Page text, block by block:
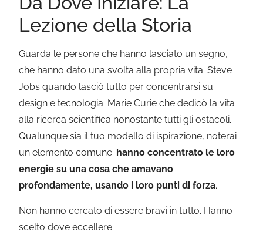
Lezione della Storia
Guarda le persone che hanno lasciato un segno,
che hanno dato una svolta alla propria vita. Steve
Jobs quando lasciò tutto per concentrarsi su
design e tecnologia. Marie Curie che dedicò la vita
alla ricerca scientifica nonostante tutti gli ostacoli.
Qualunque sia il tuo modello di ispirazione, noterai
un elemento comune: hanno concentrato le loro
energie su una cosa che amavano
profondamente, usando i loro punti di forza.
Non hanno cercato di essere bravi in tutto. Hanno
scelto dove eccellere.